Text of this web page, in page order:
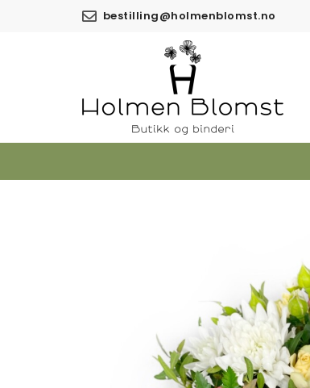
bestilling@holmenblomst.no